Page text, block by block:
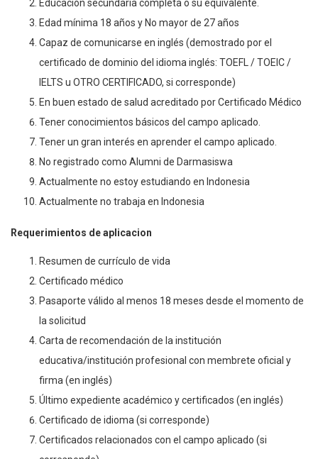
Educación secundaria completa o su equivalente.
Edad mínima 18 años y No mayor de 27 años
Capaz de comunicarse en inglés (demostrado por el
certificado de dominio del idioma inglés: TOEFL / TOEIC /
IELTS u OTRO CERTIFICADO, si corresponde)
En buen estado de salud acreditado por Certificado Médico
Tener conocimientos básicos del campo aplicado.
Tener un gran interés en aprender el campo aplicado.
No registrado como Alumni de Darmasiswa
Actualmente no estoy estudiando en Indonesia
Actualmente no trabaja en Indonesia
Requerimientos de aplicacion
Resumen de currículo de vida
Certificado médico
Pasaporte válido al menos 18 meses desde el momento de
la solicitud
Carta de recomendación de la institución
educativa/institución profesional con membrete oficial y
firma (en inglés)
Último expediente académico y certificados (en inglés)
Certificado de idioma (si corresponde)
Certificados relacionados con el campo aplicado (si